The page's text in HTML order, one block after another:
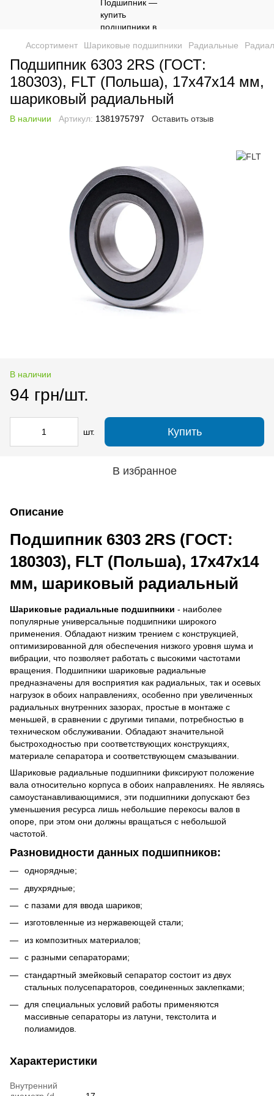
Ассортимент Шариковые подшипники Радиальные
Подшипник 6303 2RS (ГОСТ:
180303), FLT (Польша), 17х47х14 мм,
шариковый радиальный
В наличии Артикул: 1381975797 Оставить отзыв
В наличии
94 грн/шт.
шт. Купить
В избранное
Описание
Подшипник 6303 2RS (ГОСТ:
180303), FLT (Польша), 17х47х14
мм, шариковый радиальный
Шариковые радиальные подшипники - наиболее
популярные универсальные подшипники широкого
применения. Обладают низким трением с конструкцией,
оптимизированной для обеспечения низкого уровня шума и
вибрации, что позволяет работать с высокими частотами
вращения. Подшипники шариковые радиальные
предназначены для восприятия как радиальных, так и осевых
нагрузок в обоих направлениях, особенно при увеличенных
радиальных внутренних зазорах, простые в монтаже с
меньшей, в сравнении с другими типами, потребностью в
техническом обслуживании. Обладают значительной
быстроходностью при соответствующих конструкциях,
материале сепаратора и соответствующем смазывании.
Шариковые радиальные подшипники фиксируют положение
вала относительно корпуса в обоих направлениях. Не являясь
самоустанавливающимися, эти подшипники допускают без
уменьшения ресурса лишь небольшие перекосы валов в
опоре, при этом они должны вращаться с небольшой
частотой.
Разновидности данных подшипников:
однорядные;
двухрядные;
с пазами для ввода шариков;
изготовленные из нержавеющей стали;
из композитных материалов;
с разными сепараторами;
стандартный змейковый сепаратор состоит из двух
стальных полусепараторов, соединенных заклепками;
для специальных условий работы применяются
массивные сепараторы из латуни, текстолита и
полиамидов.
Характеристики
Внутренний